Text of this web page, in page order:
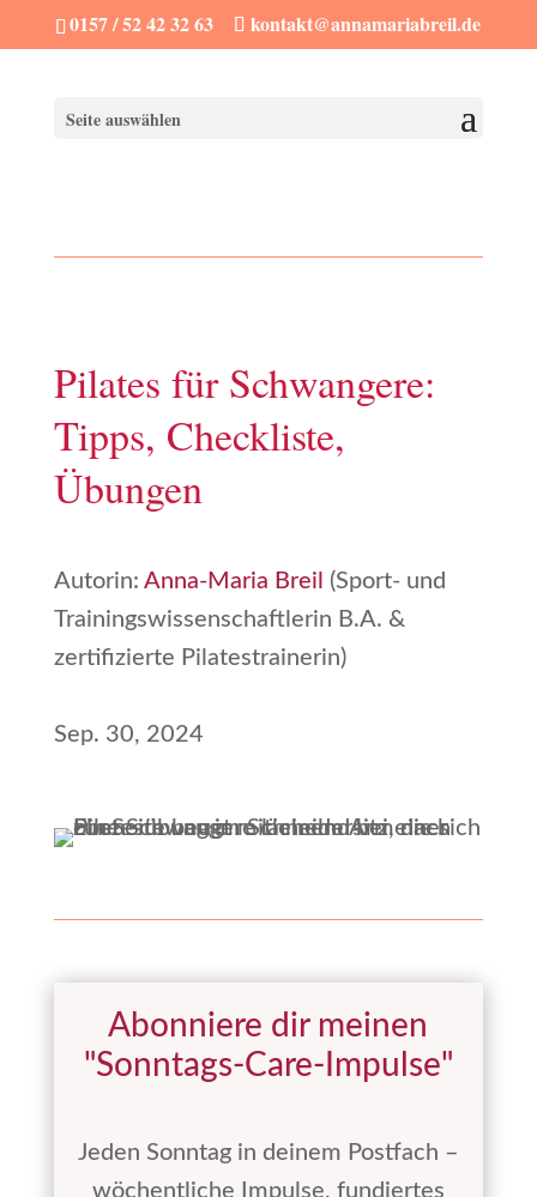
0157 / 52 42 32 63 kontakt@annamariabreil.de
Seite auswählen
Pilates für Schwangere:
Tipps, Checkliste,
Übungen
Autorin: Anna-Maria Breil (Sport- und
Trainingswissenschaftlerin B.A. &
zertifizierte Pilatestrainerin)
Sep. 30, 2024
Abonniere dir meinen
"Sonntags-Care-Impulse"
Jeden Sonntag in deinem Postfach –
wöchentliche Impulse, fundiertes